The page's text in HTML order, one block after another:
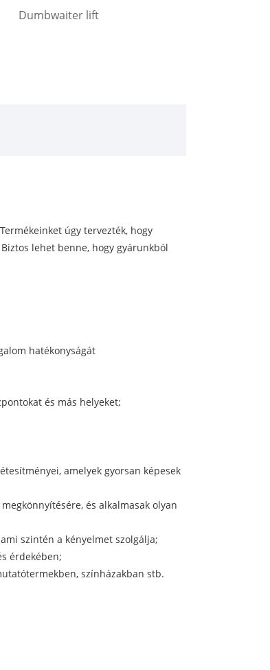
Dumbwaiter lift
úgy tervezték, hogy
lehet benne, hogy gyárunkból
hatékonyságát
és más helyeket;
amelyek gyorsan képesek
és alkalmasak olyan
szintén a kényelmet szolgálja;
érdekében;
színházakban stb.